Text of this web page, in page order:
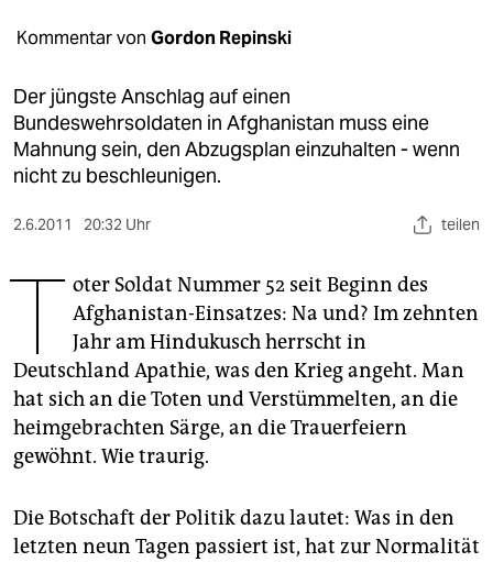
öko
gesellschaft
kultur
sport
berlin
nord
wahrheit
verlag
verlag
veranstaltungen
shop
fragen & hilfe
Kommentar von Gordon Repinski
Der jüngste Anschlag auf einen
Bundeswehrsoldaten in Afghanistan muss eine
Mahnung sein, den Abzugsplan einzuhalten - wenn
nicht zu beschleunigen.
2.6.2011 20:32 Uhr teilen
T oter Soldat Nummer 52 seit Beginn des
Afghanistan-Einsatzes: Na und? Im zehnten
Jahr am Hindukusch herrscht in
Deutschland Apathie, was den Krieg angeht. Man
hat sich an die Toten und Verstümmelten, an die
heimgebrachten Särge, an die Trauerfeiern
gewöhnt. Wie traurig.
Die Botschaft der Politik dazu lautet: Was in den
letzten neun Tagen passiert ist, hat zur Normalität